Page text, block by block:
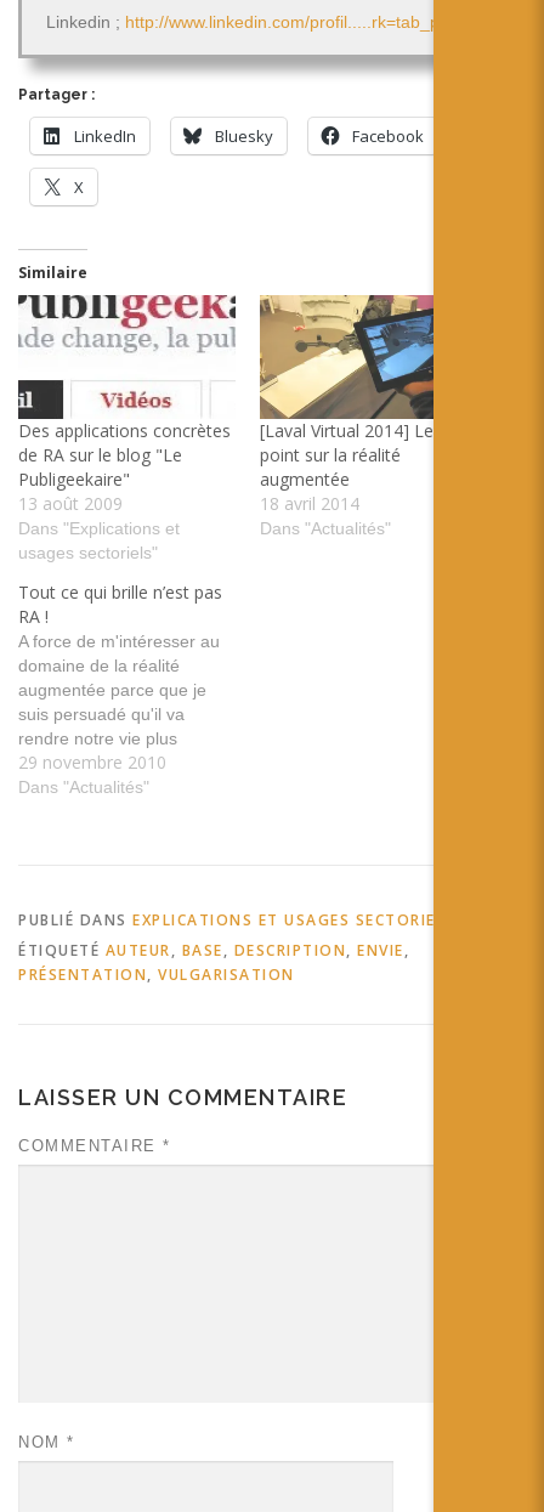
Linkedin ; http://www.linkedin.com/profil.....rk=tab_pro
Partager :
LinkedIn Bluesky Facebook
X
Similaire
Des applications concrètes
de RA sur le blog "Le
Publigeekaire"
13 août 2009
Dans "Explications et
usages sectoriels"
[Laval Virtual 2014] Le
point sur la réalité
augmentée
18 avril 2014
Dans "Actualités"
Tout ce qui brille n’est pas
RA !
A force de m'intéresser au
domaine de la réalité
augmentée parce que je
suis persuadé qu'il va
rendre notre vie plus
« belle » dans un futur
proche, je suis de plus en
l'exemple du Magical
29 novembre 2010
Dans "Actualités"
PUBLIÉ DANS EXPLICATIONS ET USAGES SECTORIELS
ÉTIQUETÉ AUTEUR, BASE, DESCRIPTION, ENVIE,
PRÉSENTATION, VULGARISATION
LAISSER UN COMMENTAIRE
COMMENTAIRE *
NOM *